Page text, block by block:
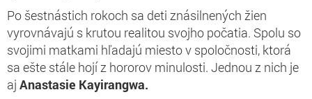
Po šestnástich rokoch sa deti znásilnených žien
vyrovnávajú s krutou realitou svojho počatia. Spolu so
svojimi matkami hľadajú miesto v spoločnosti, ktorá
sa ešte stále hojí z hororov minulosti. Jednou z nich je
aj Anastasie Kayirangwa.